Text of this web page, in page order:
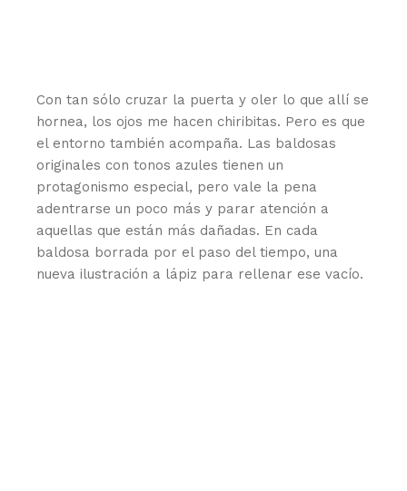
Con tan sólo cruzar la puerta y oler lo que allí se
hornea, los ojos me hacen chiribitas. Pero es que
el entorno también acompaña. Las baldosas
originales con tonos azules tienen un
protagonismo especial, pero vale la pena
adentrarse un poco más y parar atención a
aquellas que están más dañadas. En cada
baldosa borrada por el paso del tiempo, una
nueva ilustración a lápiz para rellenar ese vacío.